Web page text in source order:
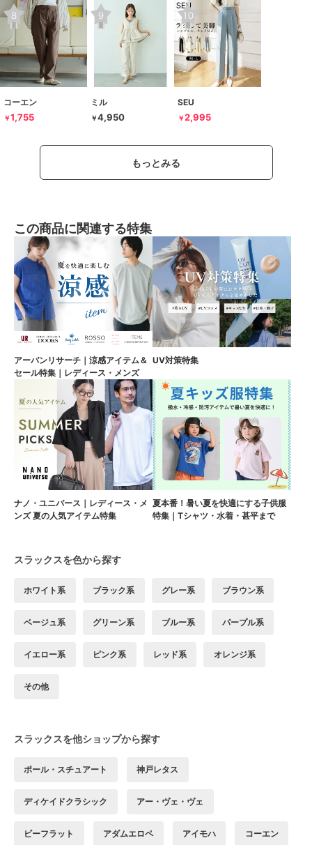
コーエン
￥1,755
ミル
￥4,950
SEU
￥2,995
もっとみる
この商品に関連する特集
アーバンリサーチ｜涼感アイテム＆
セール特集｜レディース・メンズ
UV対策特集
ナノ・ユニバース｜レディース・メ
ンズ 夏の人気アイテム特集
夏本番！暑い夏を快適にする子供服
特集｜Tシャツ・水着・甚平まで
スラックスを色から探す
ホワイト系 ブラック系 グレー系 ブラウン系
ベージュ系 グリーン系 ブルー系 パープル系
イエロー系 ピンク系 レッド系 オレンジ系
その他
スラックスを他ショップから探す
ポール・スチュアート 神戸レタス
ディケイドクラシック アー・ヴェ・ヴェ
ビーフラット アダムエロペ アイモハ コーエン